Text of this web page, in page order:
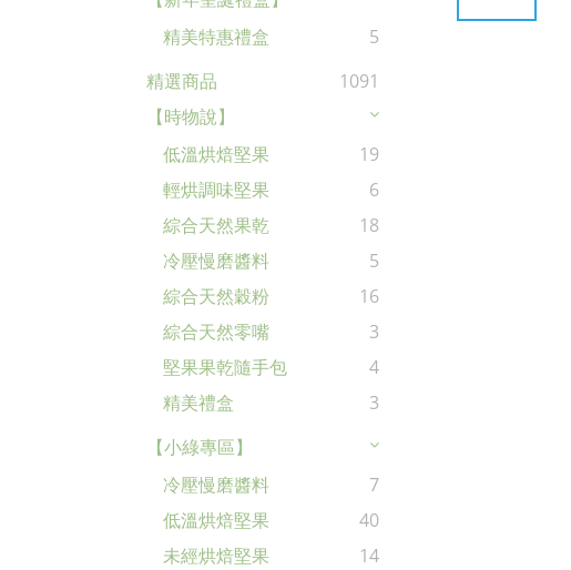
精美特惠禮盒
5
精選商品
1091
【時物說】
低溫烘焙堅果
19
輕烘調味堅果
6
綜合天然果乾
18
冷壓慢磨醬料
5
綜合天然穀粉
16
綜合天然零嘴
3
堅果果乾隨手包
4
精美禮盒
3
【小綠專區】
冷壓慢磨醬料
7
低溫烘焙堅果
40
未經烘焙堅果
14